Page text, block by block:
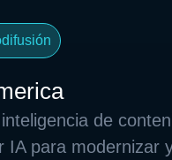
de
IA para modernizar